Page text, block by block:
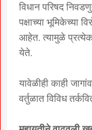
विधान परिषद
पक्षाच्या भूमिकेच्या
आहेत. त्यामुळे प्रत्येक
येते.
यावेळीही काही
वर्तुळात विविध